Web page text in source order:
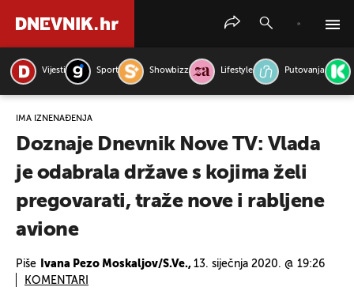
Vijesti Sport Showbizz Lifestyle Putovanja
IMA IZNENAĐENJA
Doznaje Dnevnik Nove TV: Vlada
je odabrala države s kojima želi
pregovarati, traže nove i rabljene
avione
Piše Ivana Pezo Moskaljov/S.Ve., 13. siječnja 2020. @ 19:26
KOMENTARI
PRETRAŽITE VIJESTI